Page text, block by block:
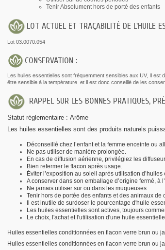
Tenir Absolument hors de porté des enfants
LOT ACTUEL ET TRAÇABILITÉ DE L'HUILE
Lot 03.0070.054
CONSERVATION :
Les huiles essentielles sont fréquemment sensibles aux UV, Il
être sensible à la température et il est donc conseillé de les
RAPPEL SUR LES BONNES PRATIQUES,
Statut réglementaire :Arôme
Les huiles essentielles sont des produits naturels
Déconseillé chez l’enfant et la femme enceinte ou
Ne pas utiliser de manière prolongée.
En cas de diffusion aérienne, privilégiez les
Bien refermer le flacon après usage.
Éviter l’exposition au soleil après utilisation
A conserver dans son emballage d’origine fermé, à
Ne jamais utiliser sur ou dans les muqueuses
Tenir hors de portée des enfants et des animaux de
Il est inutile de surdoser le pourcentage d'huile
Les huiles essentielles sont actives, toujours
Le choix, l'achat et l'utilisation d'une huile
Huiles essentielles conditionnées en flacon verre brun ou
Huiles essentielles conditionnées en flacon verre brun ou